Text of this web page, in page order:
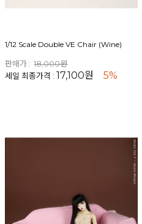
1/12 Scale Double VE Chair (Wine)
판매가 : 18,000원
세일 최종가격 : 17,100원 5%